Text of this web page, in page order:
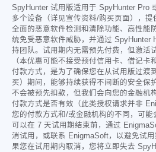
SpyHunter 试用版适用于 SpyHunter Pro
多个设备（详见宣传资料/购买页面），
全面的恶意软件检测和清除功能、高性能
统免受恶意软件威胁，并通过 SpyHunter
持团队。试用期内无需预先付费，但激活
（本优惠可能不接受预付信用卡、借记卡
付款方式，是为了确保您在从试用版过渡
买）期间，能够持续获得不间断的安全保
不会被预先扣款，但我们会向您的金融机
付款方式是否有效（此类授权请求并非
您的付款方式和/或金融机构的不同，可
可以在 7 天试用期结束前，通过
消试用，或联系 EnigmaSoft，以避免试
果您在试用期内取消，您将立即失去